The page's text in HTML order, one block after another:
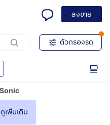
ลงขาย
ตัวกรองรถ
Sonic
ดูเพิ่มเติม